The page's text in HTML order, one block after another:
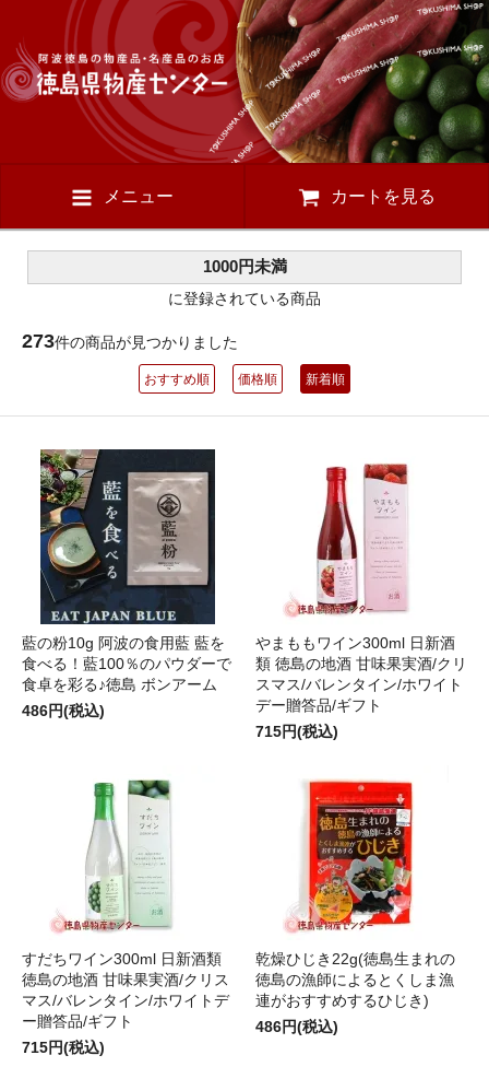
メニュー カートを見る
1000円未満
に登録されている商品
273件の商品が見つかりました
おすすめ順 価格順 新着順
藍の粉10g 阿波の食用藍 藍を
食べる！藍100％のパウダーで
食卓を彩る♪徳島 ボンアーム
486円(税込)
やまももワイン300ml 日新酒
類 徳島の地酒 甘味果実酒/クリ
スマス/バレンタイン/ホワイト
デー贈答品/ギフト
715円(税込)
すだちワイン300ml 日新酒類
徳島の地酒 甘味果実酒/クリス
マス/バレンタイン/ホワイトデ
ー贈答品/ギフト
715円(税込)
乾燥ひじき22g(徳島生まれの
徳島の漁師によるとくしま漁
連がおすすめするひじき)
486円(税込)